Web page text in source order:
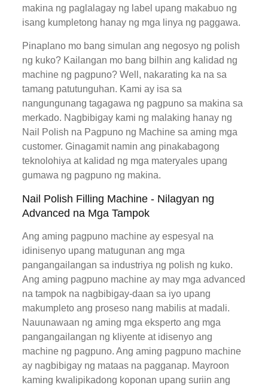
makina ng paglalagay ng label upang makabuo ng
isang kumpletong hanay ng mga linya ng paggawa.
Pinaplano mo bang simulan ang negosyo ng polish
ng kuko? Kailangan mo bang bilhin ang kalidad ng
machine ng pagpuno? Well, nakarating ka na sa
tamang patutunguhan. Kami ay isa sa
nangungunang tagagawa ng pagpuno sa makina sa
merkado. Nagbibigay kami ng malaking hanay ng
Nail Polish na Pagpuno ng Machine sa aming mga
customer. Ginagamit namin ang pinakabagong
teknolohiya at kalidad ng mga materyales upang
gumawa ng pagpuno ng makina.
Nail Polish Filling Machine - Nilagyan ng
Advanced na Mga Tampok
Ang aming pagpuno machine ay espesyal na
idinisenyo upang matugunan ang mga
pangangailangan sa industriya ng polish ng kuko.
Ang aming pagpuno machine ay may mga advanced
na tampok na nagbibigay-daan sa iyo upang
makumpleto ang proseso nang mabilis at madali.
Nauunawaan ng aming mga eksperto ang mga
pangangailangan ng kliyente at idisenyo ang
machine ng pagpuno. Ang aming pagpuno machine
ay nagbibigay ng mataas na pagganap. Mayroon
kaming kwalipikadong koponan upang suriin ang